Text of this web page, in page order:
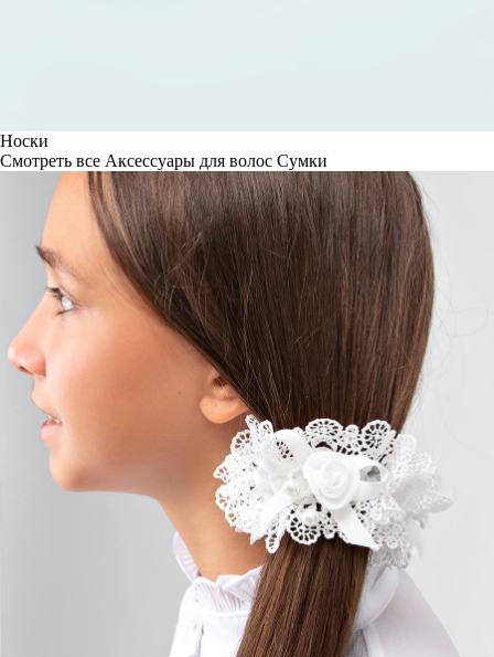
Носки
Смотреть все Аксессуары для волос Сумки